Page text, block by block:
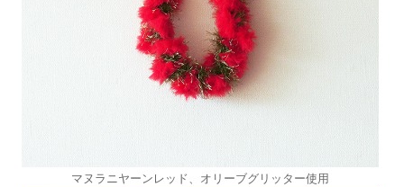
マヌラニヤーンレッド、オリーブグリッター使用